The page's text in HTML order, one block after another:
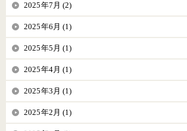
2025年7月 (2)
2025年6月 (1)
2025年5月 (1)
2025年4月 (1)
2025年3月 (1)
2025年2月 (1)